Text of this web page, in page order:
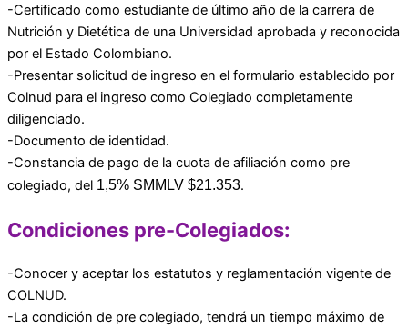
-Certificado como estudiante de último año de la carrera de
Nutrición y Dietética de una Universidad aprobada y reconocida
por el Estado Colombiano.
-Presentar solicitud de ingreso en el formulario establecido por
Colnud para el ingreso como Colegiado completamente
diligenciado.
-Documento de identidad.
-Constancia de pago de la cuota de afiliación como pre
colegiado, del 1,5% SMMLV $21.353.
Condiciones pre-Colegiados:
-Conocer y aceptar los estatutos y reglamentación vigente de
COLNUD.
-La condición de pre colegiado, tendrá un tiempo máximo de